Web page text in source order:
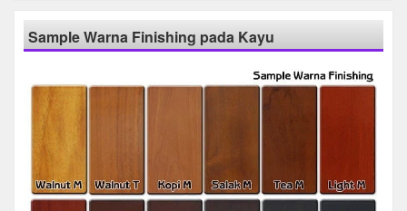
Sample Warna Finishing pada Kayu